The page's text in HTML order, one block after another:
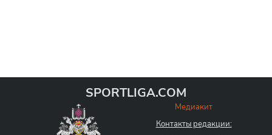
SPORTLIGA.COM
Медиакит
Контакты редакции: